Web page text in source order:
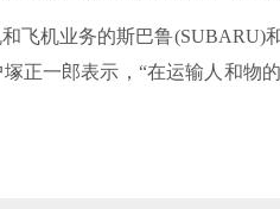
机业务的斯巴鲁(SUBARU)
正一郎表示，“在运输人和物